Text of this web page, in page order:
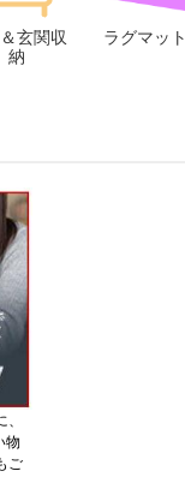
玄関収
納
ラグマット
物
ご